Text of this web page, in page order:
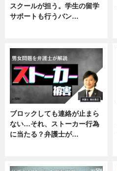
スクールが担う。学生の留学
サポートも行うバン…
ブロックしても連絡が止まら
ない…それ、ストーカー行為
に当たる？弁護士が…